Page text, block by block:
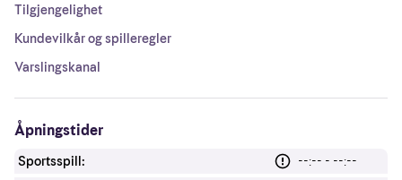
Tilgjengelighet
Kundevilkår og spilleregler
Varslingskanal
Åpningstider
Sportsspill:
--:-- - --:--